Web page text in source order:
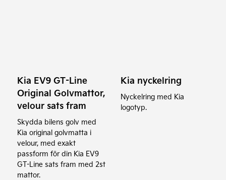
Kia EV9 GT-Line
Original Golvmattor,
velour sats fram
Skydda bilens golv med
Kia original golvmatta i
velour, med exakt
passform för din Kia EV9
GT-Line sats fram med 2st
mattor.
Kia nyckelring
Nyckelring med Kia
logotyp.